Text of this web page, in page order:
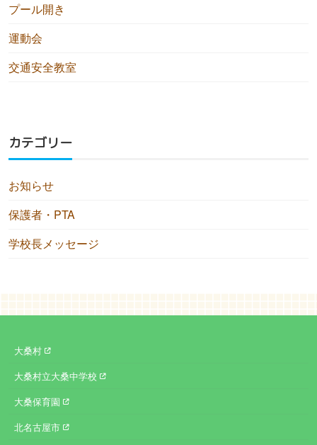
プール開き
運動会
交通安全教室
カテゴリー
お知らせ
保護者・PTA
学校長メッセージ
大桑村
大桑村立大桑中学校
大桑保育園
北名古屋市